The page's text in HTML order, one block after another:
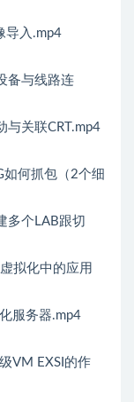
导入.mp4
备与线路连
与关联CRT.mp4
何抓包（2个细
多个LAB跟切
拟化中的应用
服务器.mp4
VM EXSI的作